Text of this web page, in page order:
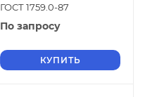
ГОСТ 1759.0-87
По запросу
КУПИТЬ